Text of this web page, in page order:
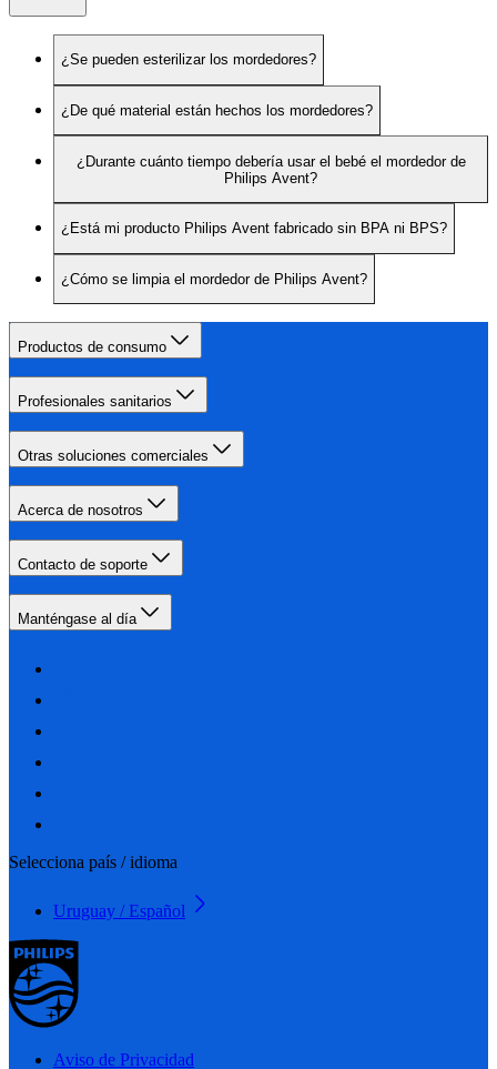
¿Se pueden esterilizar los mordedores?
¿De qué material están hechos los mordedores?
¿Durante cuánto tiempo debería usar el bebé el mordedor de
Philips Avent?
¿Está mi producto Philips Avent fabricado sin BPA ni BPS?
¿Cómo se limpia el mordedor de Philips Avent?
Productos de consumo
Profesionales sanitarios
Otras soluciones comerciales
Acerca de nosotros
Contacto de soporte
Manténgase al día
Selecciona país / idioma
Uruguay / Español
Aviso de Privacidad